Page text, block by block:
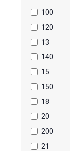
100
120
13
140
15
150
18
20
200
21